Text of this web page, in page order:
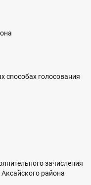
способах голосования
зачисления
района